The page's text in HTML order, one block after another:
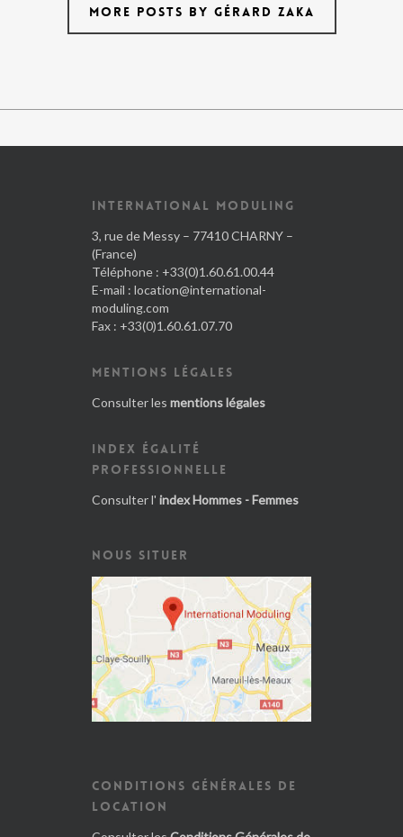
MORE POSTS BY GÉRARD ZAKA
INTERNATIONAL MODULING
3, rue de Messy – 77410 CHARNY –
(France)
Téléphone : +33(0)1.60.61.00.44
E-mail : location@international-
moduling.com
Fax : +33(0)1.60.61.07.70
MENTIONS LÉGALES
Consulter les mentions légales
INDEX ÉGALITÉ
PROFESSIONNELLE
Consulter l' index Hommes - Femmes
NOUS SITUER
CONDITIONS GÉNÉRALES DE
LOCATION